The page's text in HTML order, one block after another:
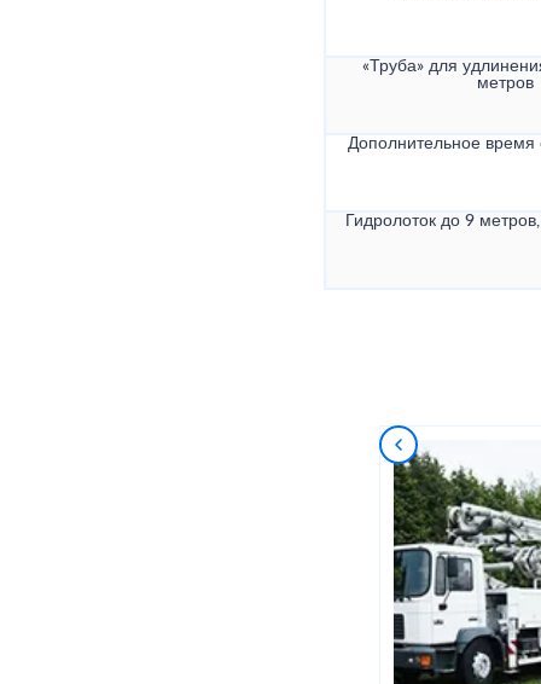
«Труба» для
метров
Дополнительное
Гидролоток до 9